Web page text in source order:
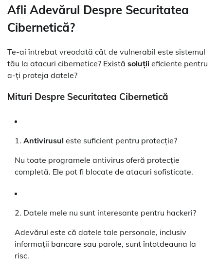
Afli Adevărul Despre Securitatea
Cibernetică?
Te-ai întrebat vreodată cât de vulnerabil este sistemul
tău la atacuri cibernetice? Există soluții eficiente pentru
a-ți proteja datele?
Mituri Despre Securitatea Cibernetică
1. Antivirusul este suficient pentru protecție?
Nu toate programele antivirus oferă protecție
completă. Ele pot fi blocate de atacuri sofisticate.
2. Datele mele nu sunt interesante pentru hackeri?
Adevărul este că datele tale personale, inclusiv
informații bancare sau parole, sunt întotdeauna la
risc.